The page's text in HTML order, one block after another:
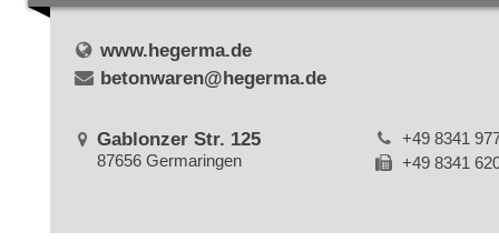
www.hegerma.de
betonwaren@hegerma.de
Gablonzer Str. 125
87656 Germaringen
+49 8341
+49 8341